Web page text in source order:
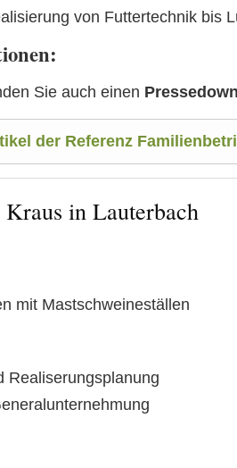
von Futtertechnik bis
Sie auch einen
der Referenz
in Lauterbach
mit Mastschweineställen
Realiserungsplanung